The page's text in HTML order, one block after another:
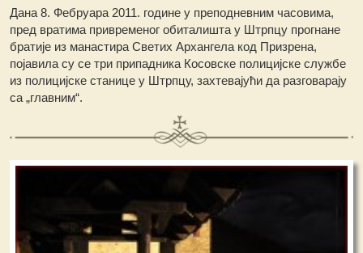
Дана 8. Фебруара 2011. године у преподневним часовима,
пред вратима привременог обиталишта у Штрпцу прогнане
братије из манастира Светих Архангела код Призрена,
појавила су се три припадника Косовске полицијске службе
из полицијске станице у Штрпцу, захтевајући да разговарају
са „главним“.